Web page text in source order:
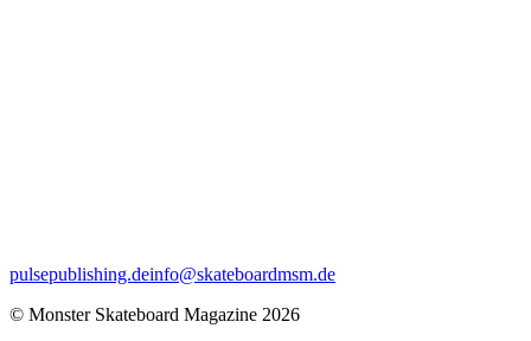
pulsepublishing.deinfo@skateboardmsm.de
© Monster Skateboard Magazine 2026